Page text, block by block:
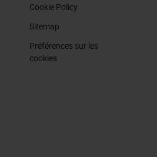
Cookie Policy
Sitemap
Préférences sur les
cookies